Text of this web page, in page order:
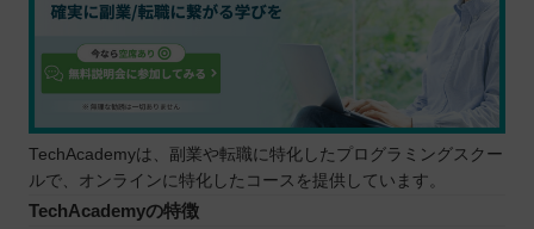
TechAcademyは、副業や転職に特化したプログラミングスクー
ルで、オンラインに特化したコースを提供しています。
TechAcademyの特徴